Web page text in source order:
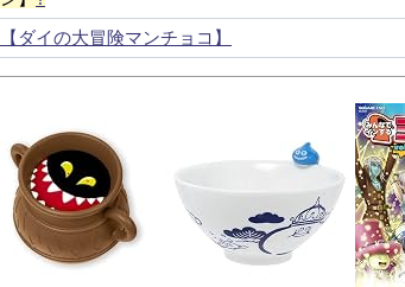
【ダイの大冒険マンチョコ】